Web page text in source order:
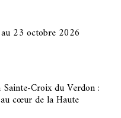
23 octobre 2026
Croix du Verdon :
cœur de la Haute